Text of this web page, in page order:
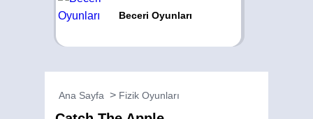
Beceri Oyunları
Ana Sayfa Fizik Oyunları